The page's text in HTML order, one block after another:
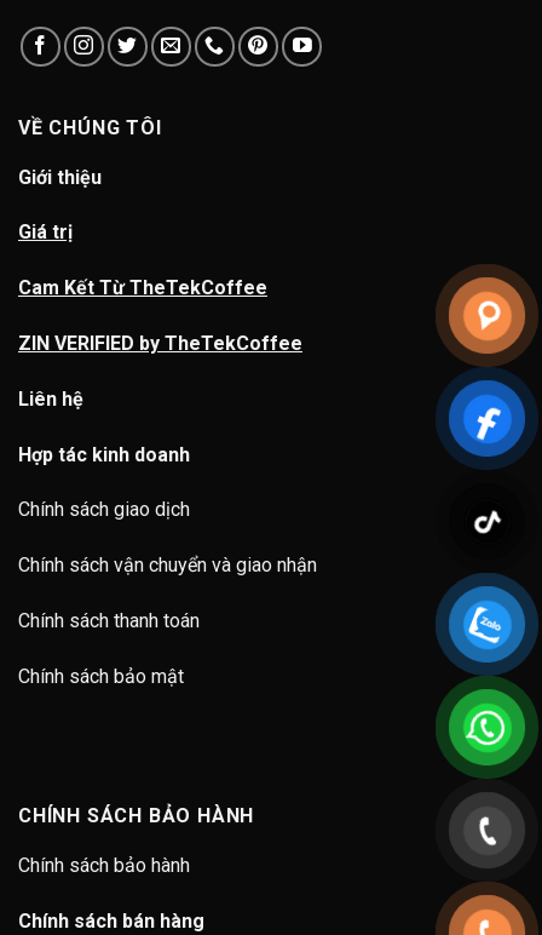
VỀ CHÚNG TÔI
Giới thiệu
Giá trị
Cam Kết Từ TheTekCoffee
ZIN VERIFIED by TheTekCoffee
Liên hệ
Hợp tác kinh doanh
Chính sách giao dịch
Chính sách vận chuyển và giao nhận
Chính sách thanh toán
Chính sách bảo mật
CHÍNH SÁCH BẢO HÀNH
Chính sách bảo hành
Chính sách bán hàng